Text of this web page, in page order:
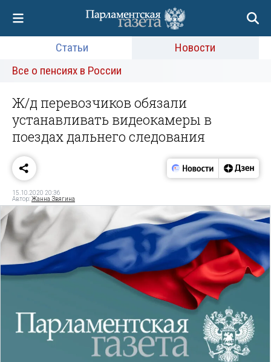
Статьи
Новости
Все о пенсиях в России
Ж/д перевозчиков обязали
устанавливать видеокамеры в
поездах дальнего следования
15.10.2020 20:36
Автор:Жанна Звягина